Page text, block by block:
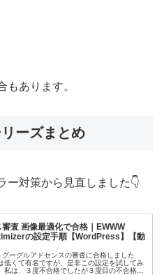
もあります。
ーズまとめ
ー対策から見直しました👇
審査 画像最適化で合格｜EWWW
の設定手順【WordPress】【動
グーグルアドセンスの審査に合格しました
低くて有名ですが、是非この設定を試してみ
私は、３度不合格でしたが３度目の不合格か